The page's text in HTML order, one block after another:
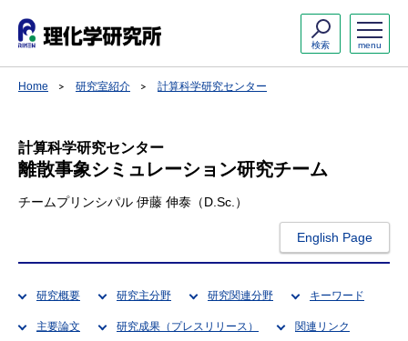
menu
検索
Home 研究室紹介 計算科学研究センター
計算科学研究センター
離散事象シミュレーション研究チーム
チームプリンシパル 伊藤 伸泰（D.Sc.）
English Page
研究概要 研究主分野 研究関連分野 キーワード
主要論文 研究成果（プレスリリース） 関連リンク